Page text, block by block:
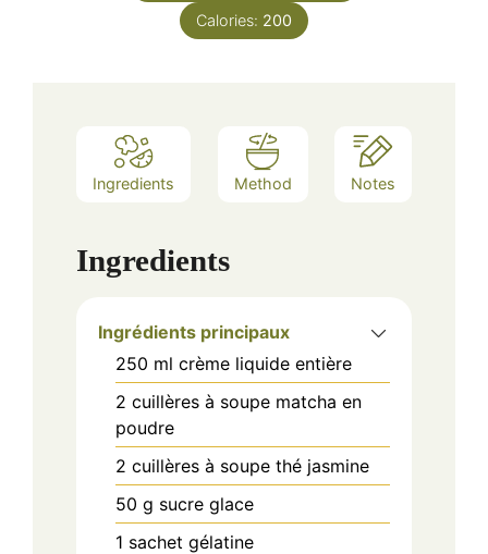
Calories: 200
Ingredients Method Notes
Ingredients
Ingrédients principaux
250 ml crème liquide entière
2 cuillères à soupe matcha en
poudre
2 cuillères à soupe thé jasmine
50 g sucre glace
1 sachet gélatine